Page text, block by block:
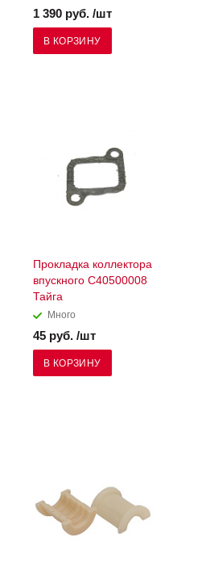
1 390 руб. /шт
В КОРЗИНУ
Прокладка коллектора
впускного С40500008
Тайга
Много
45 руб. /шт
В КОРЗИНУ